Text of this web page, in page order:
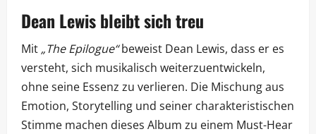
Dean Lewis bleibt sich treu
Mit „The Epilogue“beweist Dean Lewis, dass er es
versteht, sich musikalisch weiterzuentwickeln,
ohne seine Essenz zu verlieren. Die Mischung aus
Emotion, Storytelling und seiner charakteristischen
Stimme machen dieses Album zu einem Must-Hear